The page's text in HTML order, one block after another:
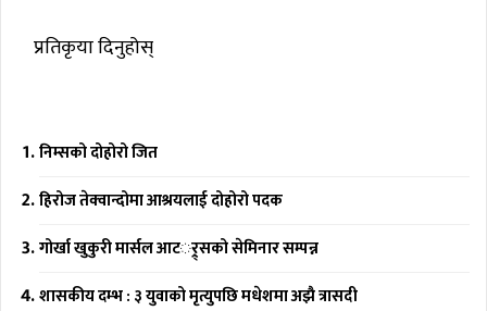
प्रतिकृया दिनुहोस्
निम्सको दोहोरो जित
हिरोज तेक्वान्दोमा आश्रयलाई दोहोरो पदक
गोर्खा खुकुरी मार्सल आटर््र्सको सेमिनार सम्पन्न
शासकीय दम्भ : ३ युवाको मृत्युपछि मधेशमा अझै त्रासदी